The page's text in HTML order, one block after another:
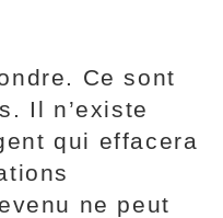
Ce sont
Il n’existe
qui effacera
ne peut